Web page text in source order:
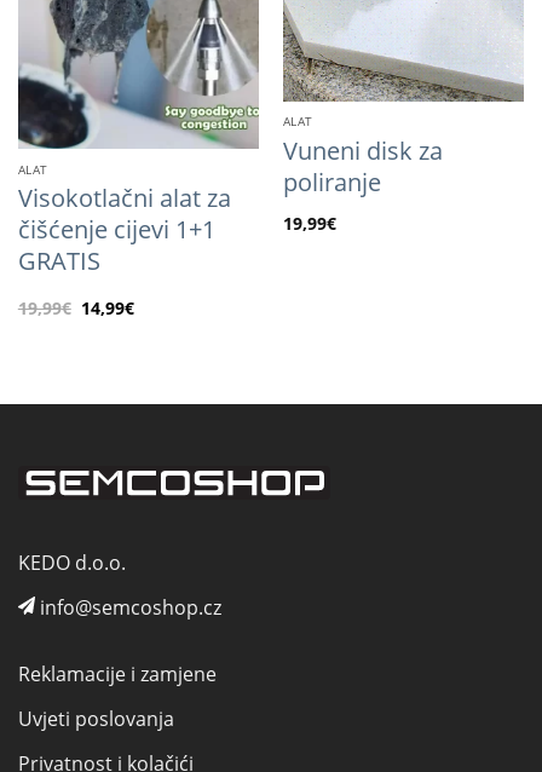
ALAT
Visokotlačni alat za
čišćenje cijevi 1+1
GRATIS
19,99€ 14,99€
ALAT
Vuneni disk za
poliranje
19,99€
KEDO d.o.o.
info@semcoshop.cz
Reklamacije i zamjene
Uvjeti poslovanja
Privatnost i kolačići